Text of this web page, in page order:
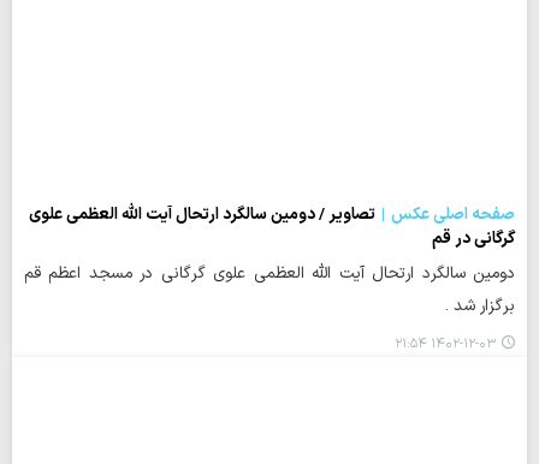
صفحه اصلی عکس
تصاویر / دومین سالگرد ارتحال آیت الله العظمی علوی
گرگانی در قم
دومین سالگرد ارتحال آیت الله العظمی علوی گرگانی در مسجد اعظم قم
برگزار شد .
۱۴۰۲-۱۲-۰۳ ۲۱:۵۴